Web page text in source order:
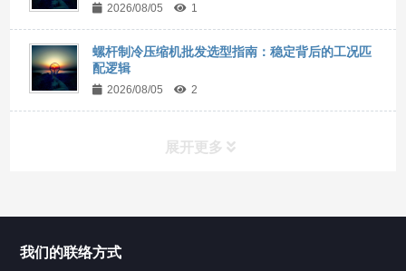
2026/08/05 1
螺杆制冷压缩机批发选型指南：稳定背后的工况匹
配逻辑
2026/08/05 2
展开更多
我们的联络方式